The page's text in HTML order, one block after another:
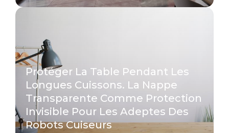
Protéger La Table Pendant Les
Longues Cuissons. La Nappe
Transparente Comme Protection
Invisible Pour Les Adeptes Des
Robots Cuiseurs